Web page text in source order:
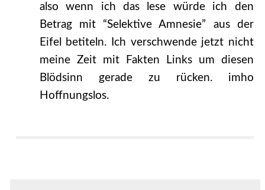
also wenn ich das lese würde ich den
Betrag mit “Selektive Amnesie” aus der
Eifel betiteln. Ich verschwende jetzt nicht
meine Zeit mit Fakten Links um diesen
Blödsinn gerade zu rücken. imho
Hoffnungslos.